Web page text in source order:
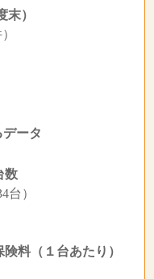
末）
するデータ
数
）
険料（１台あたり）